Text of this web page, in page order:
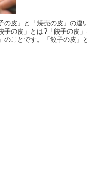
の皮」と「焼売の皮」の違
子の皮」とは?「餃子の皮
のことです。「餃子の皮」